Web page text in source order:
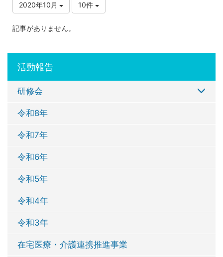
2020年10月 10件
記事がありません。
活動報告
研修会
令和8年
令和7年
令和6年
令和5年
令和4年
令和3年
在宅医療・介護連携推進事業